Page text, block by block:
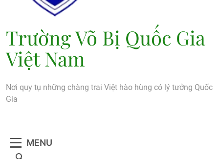
Trường Võ Bị Quốc Gia
Việt Nam
Nơi quy tụ những chàng trai Việt hào hùng có lý tưởng Quốc
Gia
MENU